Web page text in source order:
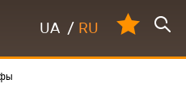
UA / RU